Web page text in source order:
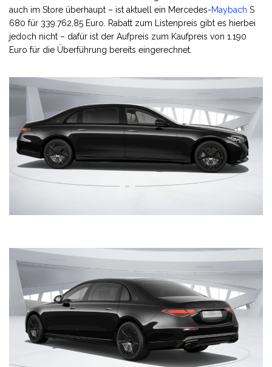
auch im Store überhaupt – ist aktuell ein Mercedes-Maybach S
680 für 339.762,85 Euro. Rabatt zum Listenpreis gibt es hierbei
jedoch nicht – dafür ist der Aufpreis zum Kaufpreis von 1.190
Euro für die Überführung bereits eingerechnet.